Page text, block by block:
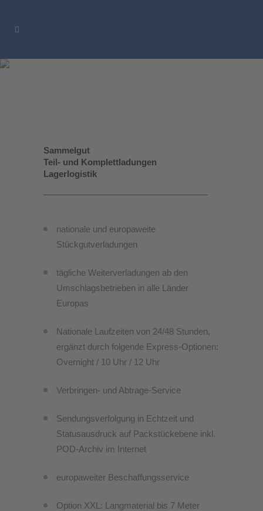
Sammelgut
Teil- und Komplettladungen
Lagerlogistik
nationale und europaweite
Stückgutverladungen
tägliche Weiterverladungen ab den
Umschlagsbetrieben in alle Länder
Europas
Nationale Laufzeiten von 24/48 Stunden,
ergänzt durch folgende Express-Optionen:
Overnight / 10 Uhr / 12 Uhr
Verbringen- und Abtrage-Service
Sendungsverfolgung in Echtzeit und
Statusausdruck auf Packstückebene inkl.
POD-Archiv im Internet
europaweiter Beschaffungsservice
Option XXL: Langmaterial bis 7 Meter